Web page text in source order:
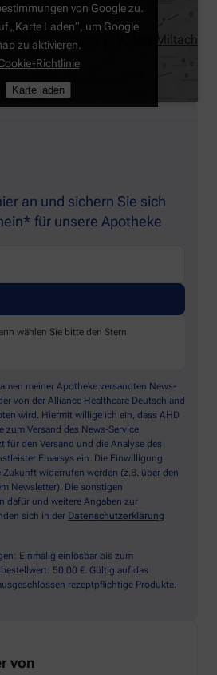
2, 93468 Miltach
von Google zu.
„Karte Laden“, um Google
zu aktivieren.
Richtlinie
Karte laden
an und sichern Sie sich
für unsere Apotheke
wählen Sie bitte den Stern
meiner Apotheke versandten News-
von der Alliance Healthcare Deutschland
wird. Hiermit willige ich ein, dass AHD
zum Versand des News-Service
für den Versand und die Analyse des
Emarsys ein. Die Einwilligung
widerrufen werden (z.B. über den
Newsletter). Die sonstigen
dafür und weitere Angaben zur
sich in der Datenschutzerklärung
Einmalig einlösbar bis zum
50,00 €. Gültig auf das
rezeptpflichtige Produkte.
von